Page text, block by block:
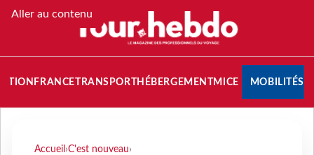
Aller au contenu
FRANCETRANSPORT HÉBERGEMENTMICE MOBILITÉS
Accueil ›C'est nouveau›